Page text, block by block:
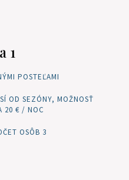
1
POSTEĽAMI
OD SEZÓNY, MOŽNOSŤ
20 € / NOC
OSÔB 3